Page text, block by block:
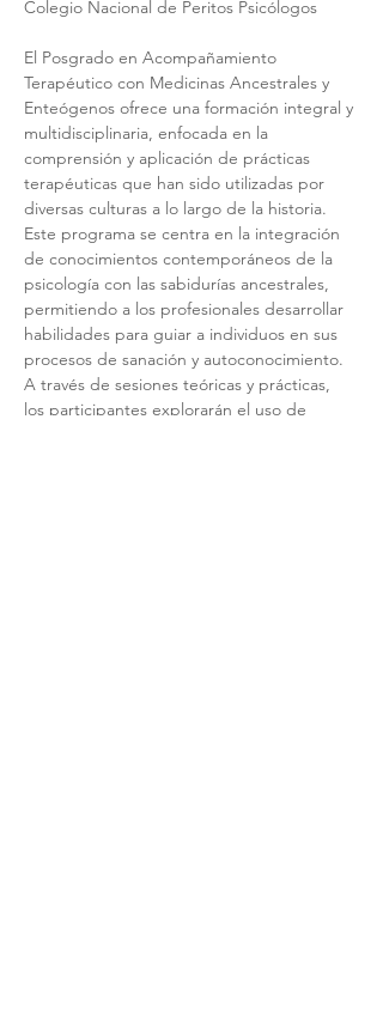
Colegio Nacional de Peritos Psicólogos
El Posgrado en Acompañamiento
Terapéutico con Medicinas Ancestrales y
Enteógenos ofrece una formación integral y
multidisciplinaria, enfocada en la
comprensión y aplicación de prácticas
terapéuticas que han sido utilizadas por
diversas culturas a lo largo de la historia.
Este programa se centra en la integración
de conocimientos contemporáneos de la
psicología con las sabidurías ancestrales,
permitiendo a los profesionales desarrollar
habilidades para guiar a individuos en sus
procesos de sanación y autoconocimiento.
A través de sesiones teóricas y prácticas,
los participantes explorarán el uso de